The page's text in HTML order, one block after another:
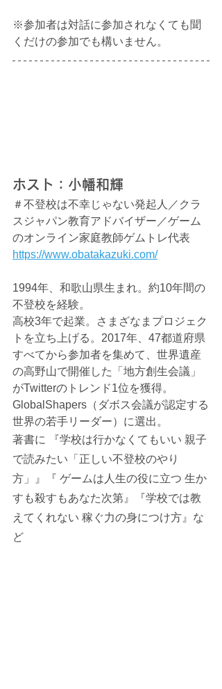
※参加者は対話に参加されなくても聞
くだけの参加でも構いません。
ホスト： 小幡和輝
＃不登校は不幸じゃない発起人／クラ
スジャパン教育アドバイザー／ゲーム
のオンライン家庭教師ゲムトレ代表
https://www.obatakazuki.com/
1994年、和歌山県生まれ。約10年間の
不登校を経験。
高校3年で起業。さまざなまプロジェク
トを立ち上げる。2017年、47都道府県
すべてから参加者を集めて、世界遺産
の高野山で開催した「地方創生会議」
がTwitterのトレンド1位を獲得。
GlobalShapers（ダボス会議が認定する
世界の若手リーダー）に選出。
著書に 『学校は行かなくてもいい 親子
で読みたい「正しい不登校のやり
方」』『 ゲームは人生の役に立つ 生か
すも殺すもあなた次第』『学校では教
えてくれない 稼ぐ力の身につけ方』な
ど